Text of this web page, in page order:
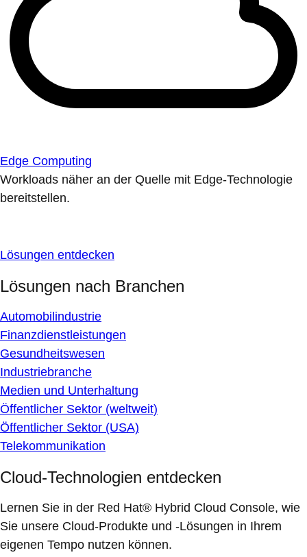
Edge Computing
Workloads näher an der Quelle mit Edge-Technologie
bereitstellen.
Lösungen entdecken
Lösungen nach Branchen
Automobilindustrie
Finanzdienstleistungen
Gesundheitswesen
Industriebranche
Medien und Unterhaltung
Öffentlicher Sektor (weltweit)
Öffentlicher Sektor (USA)
Telekommunikation
Cloud-Technologien entdecken
Lernen Sie in der Red Hat® Hybrid Cloud Console, wie
Sie unsere Cloud-Produkte und -Lösungen in Ihrem
eigenen Tempo nutzen können.